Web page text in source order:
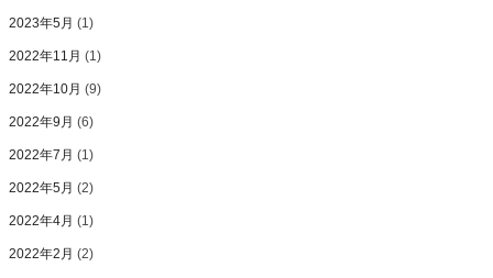
2023年5月 (1)
2022年11月 (1)
2022年10月 (9)
2022年9月 (6)
2022年7月 (1)
2022年5月 (2)
2022年4月 (1)
2022年2月 (2)